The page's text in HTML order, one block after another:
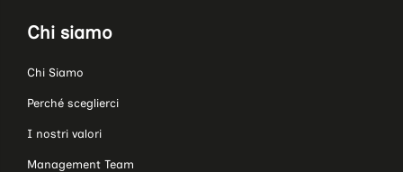
Chi siamo
Chi Siamo
Perché sceglierci
I nostri valori
Management Team